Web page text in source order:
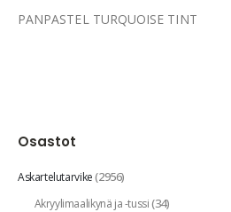
PANPASTEL TURQUOISE TINT
Osastot
Askartelutarvike(2956)
Akryylimaalikynä ja -tussi(34)